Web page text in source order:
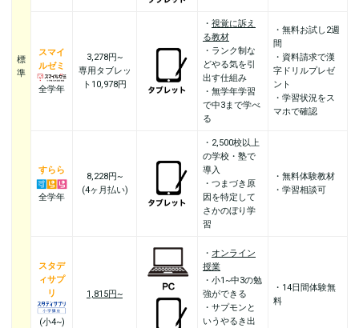
標
準
スマイ
ルゼミ
全学年
3,278円~
専用タブレッ
ト 10,978円
・ 視覚に訴え
る教材
・ランク制な
どやる気を引
出す仕組み
・無学年学習
で中3まで学べ
る
・無料お試し2週
間
・資料請求で漢
字ドリルプレゼ
ント
・学習状況をス
マホで確認
すらら
全学年
8,228円~
(4ヶ月払い)
・2,500校以上
の学校・塾で
導入
・つまづき原
因を特定して
さかのぼり学
習
・無料体験教材
・学習相談可
スタデ
ィサプ
リ
(小4~)
1,815円~
・ オンライン
授業
・小1~中3の勉
強ができる
・サプモンと
いうやるき出
・14日間体験無
料